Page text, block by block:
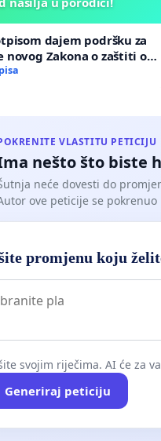
dajem podršku za
novog Zakona o zaštiti od
VLASTITU PETICIJU
nešto što biste
neće dovesti do
ove peticije se
promjenu koju
svojim riječima. AI će za
Generiraj peticiju